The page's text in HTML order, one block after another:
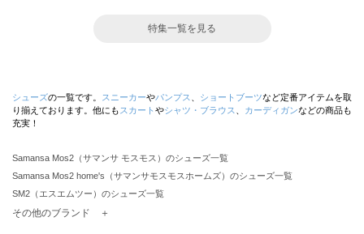
特集一覧を見る
シューズの一覧です。 スニーカーやパンプス ショートブーツなど定番アイテムを取
り揃えております。他にも スカート やシャツ・ブラウス カーディガンなどの商品も
充実！
Samansa Mos2（サマンサ モスモス）のシューズ一覧
Samansa Mos2 home's（サマンサモスモスホームズ）のシューズ一覧
SM2（エスエムツー）のシューズ一覧
TSUHARU by Samansa Mos2（ツハルバイサマンサモスモス）のシューズ一覧
その他のブランド ＋